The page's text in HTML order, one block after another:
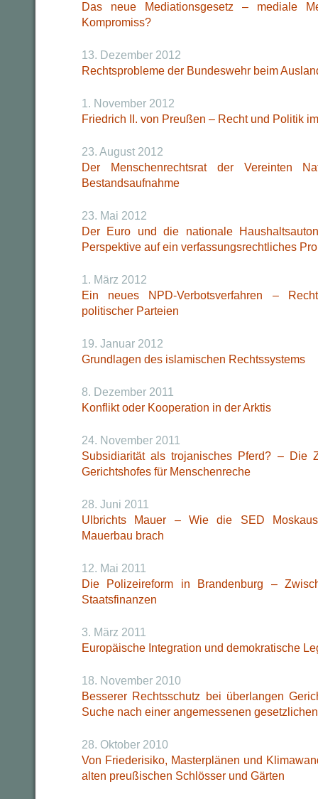
Das neue Mediationsgesetz – mediale
Kompromiss?
13. Dezember 2012
Rechtsprobleme der Bundeswehr beim
1. November 2012
Friedrich II. von Preußen – Recht und Politik
23. August 2012
Der Menschenrechtsrat der Vereinten
Bestandsaufnahme
23. Mai 2012
Der Euro und die nationale
Perspektive auf ein verfassungsrechtliches
1. März 2012
Ein neues NPD-Verbotsverfahren –
politischer Parteien
19. Januar 2012
Grundlagen des islamischen Rechtssystems
8. Dezember 2011
Konflikt oder Kooperation in der Arktis
24. November 2011
Subsidiarität als trojanisches Pferd? – Die
Gerichtshofes für Menschenreche
28. Juni 2011
Ulbrichts Mauer – Wie die SED
Mauerbau brach
12. Mai 2011
Die Polizeireform in Brandenburg –
Staatsfinanzen
3. März 2011
Europäische Integration und demokratische
18. November 2010
Besserer Rechtsschutz bei überlangen
Suche nach einer angemessenen
28. Oktober 2010
Von Friederisiko, Masterplänen und
alten preußischen Schlösser und Gärten